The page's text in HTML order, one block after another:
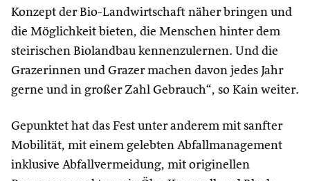
Konzept der Bio-Landwirtschaft näher bringen und
die Möglichkeit bieten, die Menschen hinter dem
steirischen Biolandbau kennenzulernen. Und die
Grazerinnen und Grazer machen davon jedes Jahr
gerne und in großer Zahl Gebrauch“, so Kain weiter.
Gepunktet hat das Fest unter anderem mit sanfter
Mobilität, mit einem gelebten Abfallmanagement
inklusive Abfallvermeidung, mit originellen